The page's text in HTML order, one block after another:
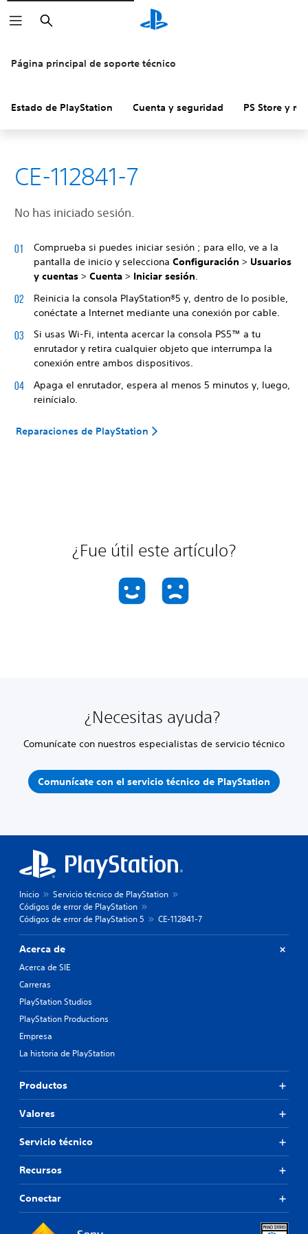
Buscar
Página principal de soporte técnico
Estado de PlayStation Cuenta y seguridad PS Store y
CE-112841-7
No has iniciado sesión.
Comprueba si puedes iniciar sesión ; para ello, ve a la
pantalla de inicio y selecciona Configuración > Usuarios
y cuentas > Cuenta > Iniciar sesión.
Reinicia la consola PlayStation®5 y, dentro de lo posible,
conéctate a Internet mediante una conexión por cable.
Si usas Wi-Fi, intenta acercar la consola PS5™ a tu
enrutador y retira cualquier objeto que interrumpa la
conexión entre ambos dispositivos.
Apaga el enrutador, espera al menos 5 minutos y, luego,
reinícialo.
Reparaciones de PlayStation
¿Fue útil este artículo?
¿Necesitas ayuda?
Comunícate con nuestros especialistas de servicio técnico
Comunícate con el servicio técnico de PlayStation
Inicio
Servicio técnico de PlayStation
Códigos de error de PlayStation
Códigos de error de PlayStation 5
CE-112841-7
Acerca de
Acerca de SIE
Carreras
PlayStation Studios
PlayStation Productions
Empresa
La historia de PlayStation
Productos
Valores
Servicio técnico
Recursos
Conectar